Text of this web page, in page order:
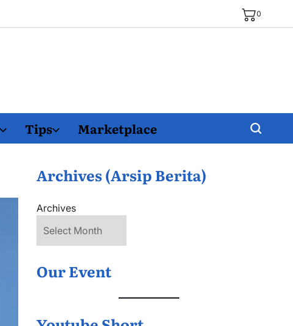
0
Tips Marketplace
Archives (Arsip Berita)
Archives
Our Event